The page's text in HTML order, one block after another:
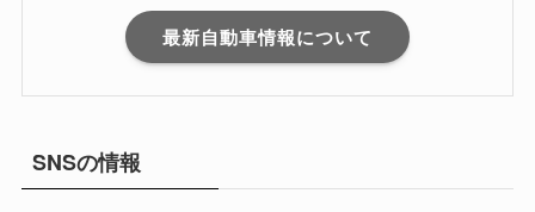
最新自動車情報について
SNSの情報